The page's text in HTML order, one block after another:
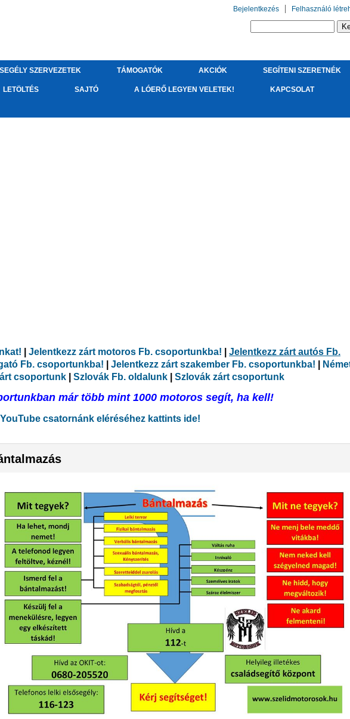
Bejelentkezés Felhasználó
SZERVEZETEK TÁMOGATÓK AKCIÓK SEGÍTENI SZERETNÉK
LETÖLTÉS SAJTÓ A LÓERŐ LEGYEN VELETEK! KAPCSOLAT
Jelentkezz zárt motoros Fb. csoportunkba!
Jelentkezz zárt autós Fb.
Fb. csoportunkba! Jelentkezz zárt szakember Fb. csoportunkba!
csoportunk Szlovák Fb. oldalunk Szlovák zárt csoportunk
már több mint 1000 motoros segít, ha kell!
YouTube csatornánk eléréséhez kattints ide!